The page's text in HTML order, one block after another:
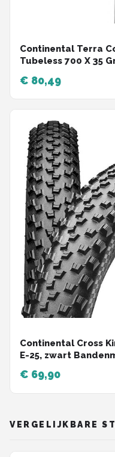
Continental Terra
Tubeless 700 X 35
€ 80,49
Continental Cross
E-25, zwart
€ 69,90
VERGELIJKBARE